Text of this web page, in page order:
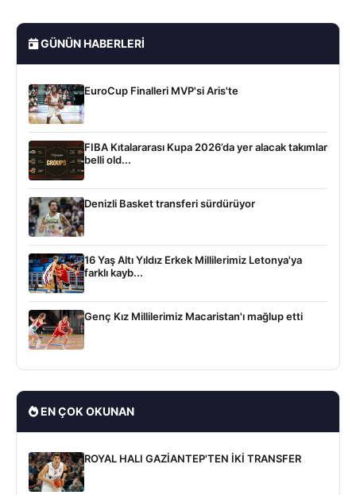
GÜNÜN HABERLERI
EuroCup Finalleri MVP'si Aris'te
FIBA Kıtalararası Kupa 2026’da yer alacak takımlar
belli old...
Denizli Basket transferi sürdürüyor
16 Yaş Altı Yıldız Erkek Millilerimiz Letonya'ya
farklı kayb...
Genç Kız Millilerimiz Macaristan'ı mağlup etti
EN ÇOK OKUNAN
ROYAL HALI GAZİANTEP'TEN İKİ TRANSFER